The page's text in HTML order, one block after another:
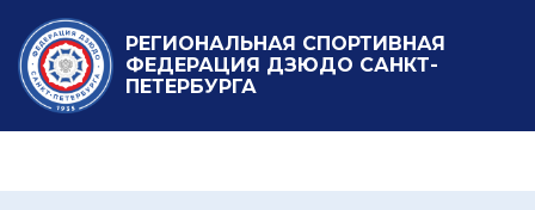
РЕГИОНАЛЬНАЯ СПОРТИВНАЯ
ФЕДЕРАЦИЯ ДЗЮДО САНКТ-
ПЕТЕРБУРГА